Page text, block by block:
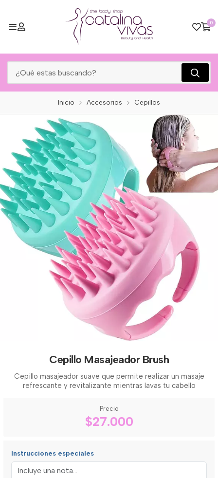
0
Inicio Accesorios Cepillos
Cepillo Masajeador Brush
Cepillo masajeador suave que permite realizar un masaje
refrescante y revitalizante mientras lavas tu cabello
Precio
$27.000
Instrucciones especiales